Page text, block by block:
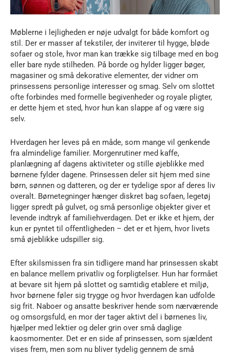
Møblerne i lejligheden er nøje udvalgt for både komfort og
stil. Der er masser af tekstiler, der inviterer til hygge, bløde
sofaer og stole, hvor man kan trække sig tilbage med en bog
eller bare nyde stilheden. På borde og hylder ligger bøger,
magasiner og små dekorative elementer, der vidner om
prinsessens personlige interesser og smag. Selv om slottet
ofte forbindes med formelle begivenheder og royale pligter,
er dette hjem et sted, hvor hun kan slappe af og være sig
selv.
Hverdagen her leves på en måde, som mange vil genkende
fra almindelige familier. Morgenrutiner med kaffe,
planlægning af dagens aktiviteter og stille øjeblikke med
børnene fylder dagene. Prinsessen deler sit hjem med sine
børn, sønnen og datteren, og der er tydelige spor af deres liv
overalt. Børnetegninger hænger diskret bag sofaen, legetøj
ligger spredt på gulvet, og små personlige objekter giver et
levende indtryk af familiehverdagen. Det er ikke et hjem, der
kun er pyntet til offentligheden – det er et hjem, hvor livets
små øjeblikke udspiller sig.
Efter skilsmissen fra sin tidligere mand har prinsessen skabt
en balance mellem privatliv og forpligtelser. Hun har formået
at bevare sit hjem på slottet og samtidig etablere et miljø,
hvor børnene føler sig trygge og hvor hverdagen kan udfolde
sig frit. Naboer og ansatte beskriver hende som nærværende
og omsorgsfuld, en mor der tager aktivt del i børnenes liv,
hjælper med lektier og deler grin over små daglige
kaosmomenter. Det er en side af prinsessen, som sjældent
vises frem, men som nu bliver tydelig gennem de små